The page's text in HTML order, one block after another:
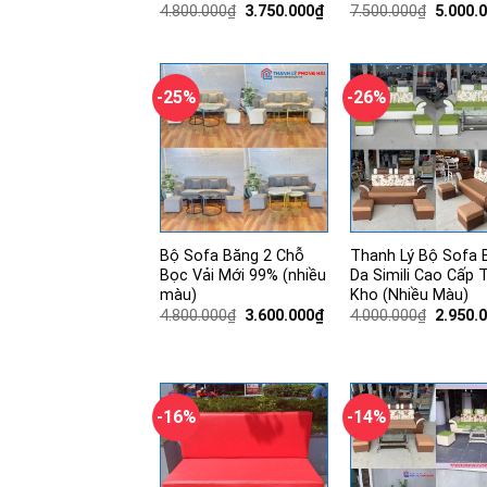
4.800.000₫ Giá
3.750.000₫Giá
3.750.000₫.
7.500.000₫ Giá
-25%
Bộ Sofa Băng 2 Chỗ
Bọc Vải Mới 99% (nhiều
màu)
4.800.000₫ Giá
3.600.000₫Giá
-26%
Thanh Lý Bộ Sofa
Da Simili Cao Cấp
Kho (Nhiều Màu)
4.000.000₫ Giá
-16% -14%